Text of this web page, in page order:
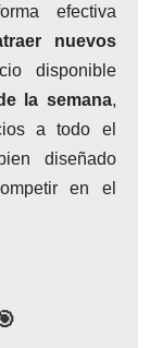
efectiva
nuevos
disponible
la semana,
a todo el
diseñado
en el